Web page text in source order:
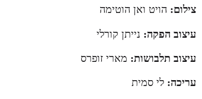
צילום: הויט ואן הוטימה
עיצוב הפקה: נייתן קורלי
עיצוב תלבושות: מארי זופרס
עריכה: לי סמית